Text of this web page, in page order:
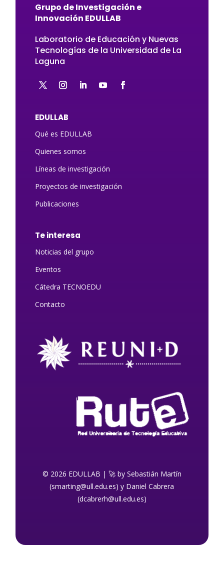
Grupo de Investigación e
Innovación EDULLAB
Laboratorio de Educación y Nuevas
Tecnologías de la Universidad de La
Laguna
EDULLAB
Qué es EDULLAB
Quienes somos
Líneas de investigación
Proyectos de investigación
Publicaciones
Te interesa
Noticias del grupo
Eventos
Cátedra TECNOEDU
Contacto
© 2026 EDULLAB | 🚀 by Sebastián Martín
(smarting@ull.edu.es) y Daniel Cabrera
(dcabrerh@ull.edu.es)